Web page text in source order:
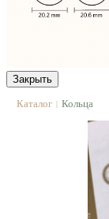
Закрыть
Каталог | Кольца